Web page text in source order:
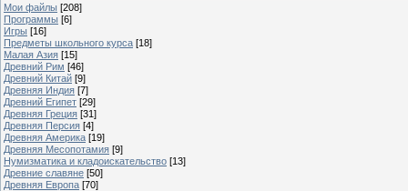
Мои файлы [208]
Программы [6]
Игры [16]
Предметы школьного курса [18]
Малая Азия [15]
Древний Рим [46]
Древний Китай [9]
Древняя Индия [7]
Древний Египет [29]
Древняя Греция [31]
Древняя Персия [4]
Древняя Америка [19]
Древняя Месопотамия [9]
Нумизматика и кладоискательство [13]
Древние славяне [50]
Древняя Европа [70]